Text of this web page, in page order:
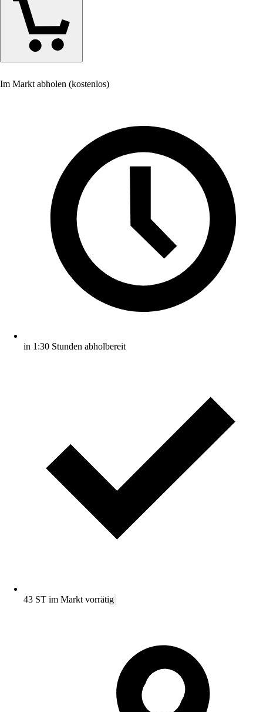
Im Markt abholen (kostenlos)
in 1:30 Stunden abholbereit
43 ST im Markt vorrätig